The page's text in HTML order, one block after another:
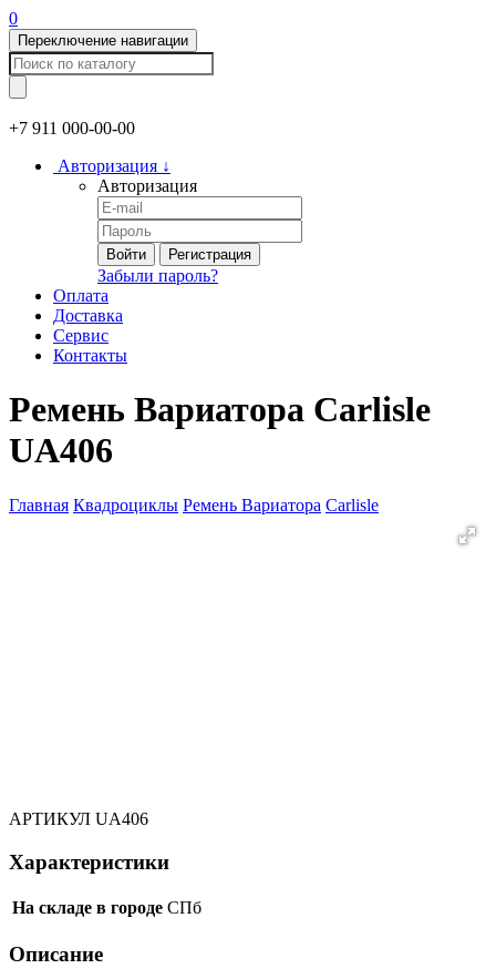
0
Переключение навигации
+7 911 000-00-00
Авторизация ↓
Авторизация
Войти Регистрация
Забыли пароль?
Оплата
Доставка
Сервис
Контакты
Ремень Вариатора Carlisle
UA406
Главная Квадроциклы Ремень Вариатора Carlisle
АРТИКУЛ UA406
Характеристики
На складе в городе СПб
Описание